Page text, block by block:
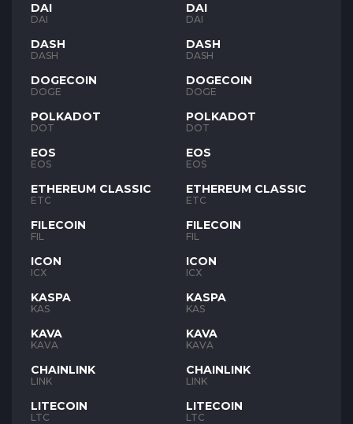
DAI
DAI
DASH
DASH
DOGECOIN
DOGE
POLKADOT
DOT
EOS
EOS
ETHEREUM CLASSIC
ETC
FILECOIN
FIL
ICON
ICX
KASPA
KAS
KAVA
KAVA
CHAINLINK
LINK
LITECOIN
LTC
DAI
DAI
DASH
DASH
DOGECOIN
DOGE
POLKADOT
DOT
EOS
EOS
ETHEREUM CLASSIC
ETC
FILECOIN
FIL
ICON
ICX
KASPA
KAS
KAVA
KAVA
CHAINLINK
LINK
LITECOIN
LTC